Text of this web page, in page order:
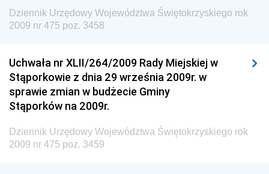
Dziennik Urzędowy Unii Europejskiej, L
Dziennik Urzędowy Ministerstwa Przemysłu
Chemicznego i Lekkiego
Dziennik Urzędowy Ministerstwa Rolnictwa i
Gospodarki Żywnościowej
Dziennik Urzędowy Ministra Rodziny, Pracy i Polityki
Społecznej
Dziennik Urzędowy Województwa Świętokrzyskiego rok
2009 nr 475 poz. 3458
Uchwała nr XLII/264/2009 Rady Miejskiej w
Stąporkowie z dnia 29 września 2009r. w
sprawie zmian w budżecie Gminy
Stąporków na 2009r.
Dziennik Urzędowy Województwa Świętokrzyskiego rok
2009 nr 475 poz. 3459